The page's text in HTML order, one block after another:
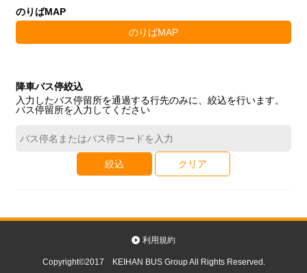
のりばMAP
のりばMAP
降車バス停絞込
入力したバス停留所を通過する行先のみに、絞込を行います。
バス停留所を入力してください
絞込 クリア
利用規約
Copyright©2017 KEIHAN BUS Group All Rights Reserved.